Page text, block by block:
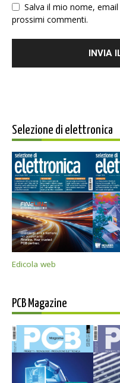
Salva il mio nome,
prossimi commenti.
Selezione di elettronica
Edicola web
PCB Magazine